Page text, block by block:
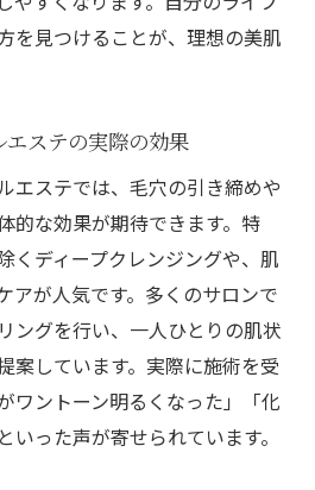
を見つけることが、理想の美肌
ステの実際の効果
エステでは、毛穴の引き締めや
的な効果が期待できます。特
くディープクレンジングや、肌
アが人気です。多くのサロンで
ングを行い、一人ひとりの肌状
案しています。実際に施術を受
ワントーン明るくなった」「化
った声が寄せられています。